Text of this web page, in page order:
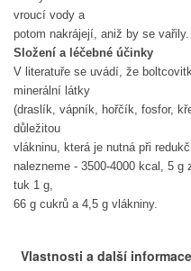
vroucí vody a
potom nakrájejí, aniž by se vařily.
Složení a léčebné účinky
V literatuře se uvádí, že
minerální látky
(draslík, vápník, hořčík, fosfor,
důležitou
vlákninu, která je nutná při
nalezneme - 3500-4000 kcal, 5
tuk 1 g,
66 g cukrů a 4,5 g vlákniny.
Vlastnosti a další informace